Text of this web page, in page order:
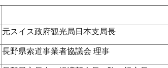
元スイス政府観光局日本支局長
長野県索道事業者協議会 理事